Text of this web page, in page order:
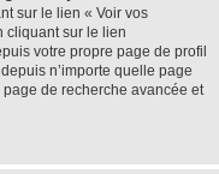
sur le lien « Voir vos
cliquant sur le lien
votre propre page de profil
n’importe quelle page
de recherche avancée et